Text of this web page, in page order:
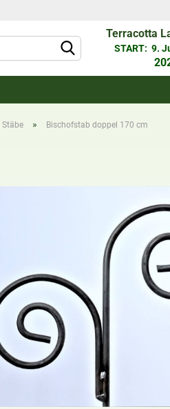
Währung
Terracotta
START: 9.
Stäbe » Bischofstab doppel 170 cm